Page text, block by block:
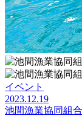
イベント
2023.12.19
池間漁業協同組